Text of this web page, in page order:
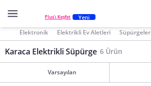
Plus'ı Keşfet Yeni
Elektronik Elektrikli Ev Aletleri Süpürgeler
Karaca Elektrikli Süpürge 6 Ürün
Varsayılan